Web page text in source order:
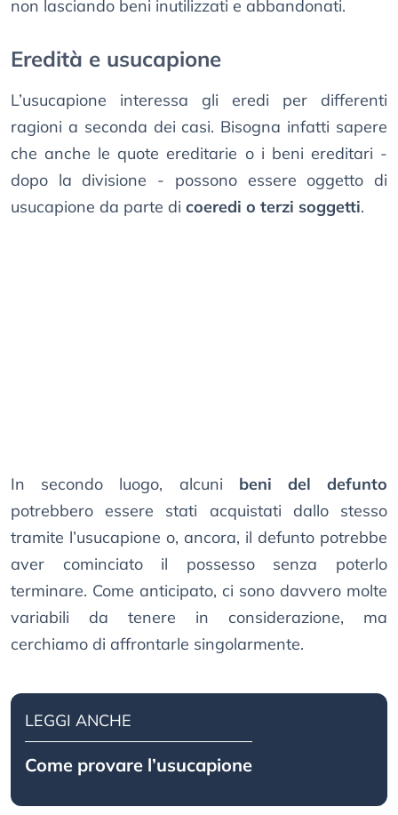
non lasciando beni inutilizzati e abbandonati.
Eredità e usucapione
L’usucapione interessa gli eredi per differenti
ragioni a seconda dei casi. Bisogna infatti sapere
che anche le quote ereditarie o i beni ereditari -
dopo la divisione - possono essere oggetto di
usucapione da parte di coeredi o terzi soggetti.
In secondo luogo, alcuni beni del defunto
potrebbero essere stati acquistati dallo stesso
tramite l’usucapione o, ancora, il defunto potrebbe
aver cominciato il possesso senza poterlo
terminare. Come anticipato, ci sono davvero molte
variabili da tenere in considerazione, ma
cerchiamo di affrontarle singolarmente.
LEGGI ANCHE
Come provare l’usucapione